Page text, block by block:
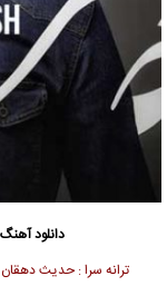
دانلود
ترانه سرا : حدیث